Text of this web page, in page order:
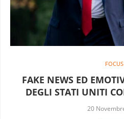
FOCUS
FAKE NEWS ED
DEGLI STATI UNITI
20